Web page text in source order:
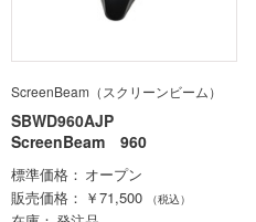
ScreenBeam（スクリーンビーム）
SBWD960AJP
ScreenBeam 960
標準価格
オープン
販売価格
￥71,500 （税込）